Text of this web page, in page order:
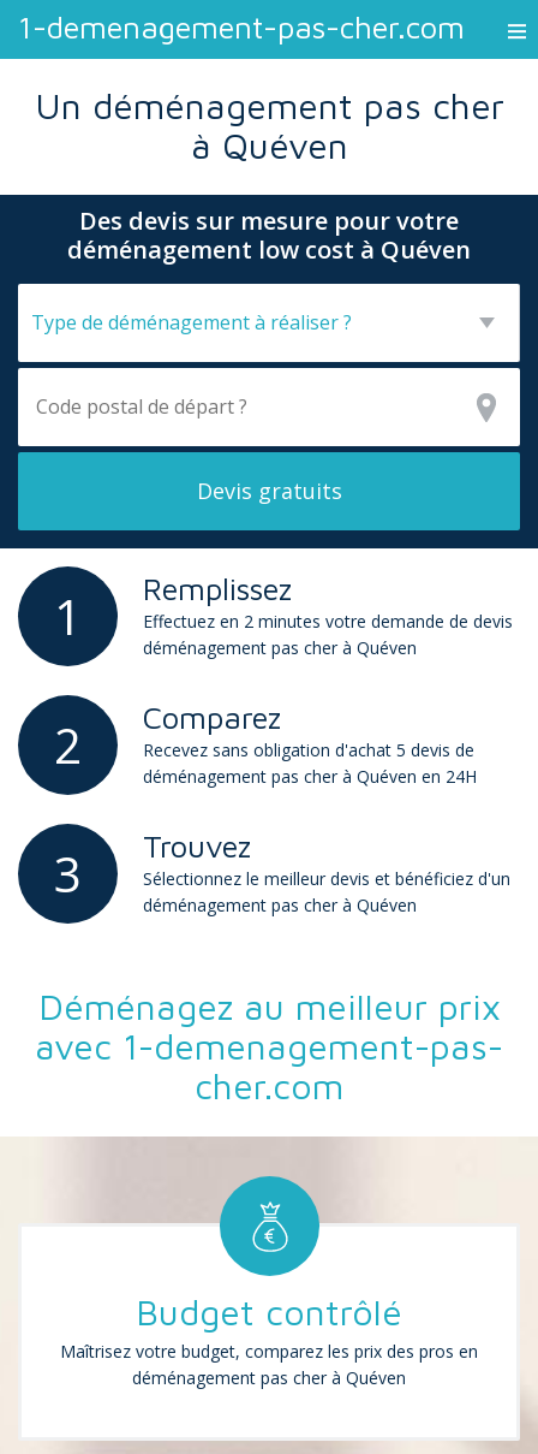
1-demenagement-pas-cher.com
Un déménagement pas cher
à Quéven
Des devis sur mesure pour votre
déménagement low cost à Quéven
1 Remplissez
Effectuez en 2 minutes votre demande de devis
déménagement pas cher à Quéven
2 Comparez
Recevez sans obligation d'achat 5 devis de
déménagement pas cher à Quéven en 24H
3 Trouvez
Sélectionnez le meilleur devis et bénéficiez d'un
déménagement pas cher à Quéven
Déménagez au meilleur prix
avec 1-demenagement-pas-
cher.com
Budget contrôlé
Maîtrisez votre budget, comparez les prix des pros en
déménagement pas cher à Quéven